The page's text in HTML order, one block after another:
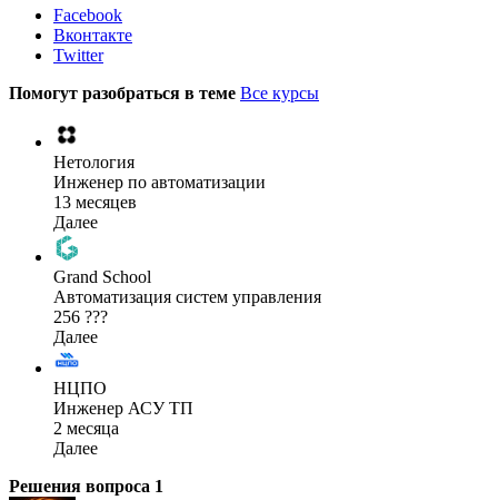
Facebook
Вконтакте
Twitter
Помогут разобраться в теме Все курсы
Нетология
Инженер по автоматизации
13 месяцев
Далее
Grand School
Автоматизация систем управления
256 ???
Далее
НЦПО
Инженер АСУ ТП
2 месяца
Далее
Решения вопроса 1